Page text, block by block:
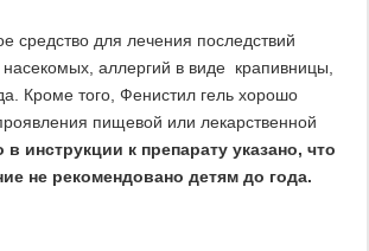
средство для лечения последствий
насекомых, аллергий в виде крапивницы,
Кроме того, Фенистил гель хорошо
пищевой или лекарственной
в инструкции к препарату указано, что
не рекомендовано детям до года.